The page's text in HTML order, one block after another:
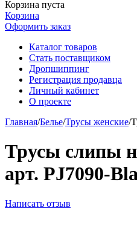
Корзина пуста
Корзина
Оформить заказ
Каталог товаров
Стать поставщиком
Дропшиппинг
Регистрация продавца
Личный кабинет
О проекте
Главная/Белье/Трусы женские/
Трусы слипы
арт. PJ7090-
Написать отзыв